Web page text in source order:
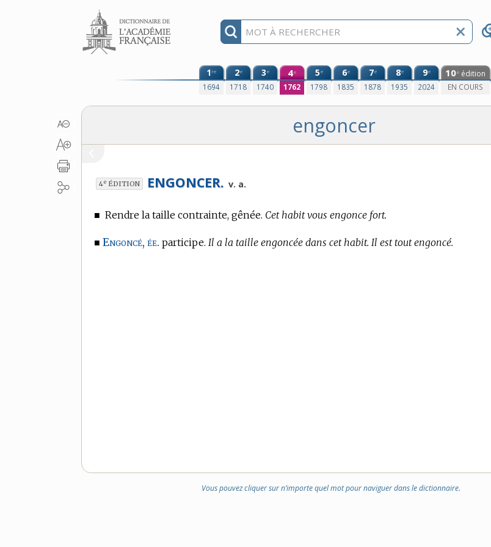
Aller au contenu
1re
1694
2e
1718
3e
1740
4e
1762
5e
1798
6e
1835
7e
1878
8e
1935
9e
2024
10e édition
EN COURS
engoncer
4e ÉDITION ENGONCER. v. a.
■ Rendre la taille contrainte, gênée. Cet habit vous engonce fort.
■ Engoncé, ée. participe. Il a la taille engoncée dans cet habit. Il est tout engoncé.
Vous pouvez cliquer sur n’importe quel mot pour naviguer dans le dictionnaire.